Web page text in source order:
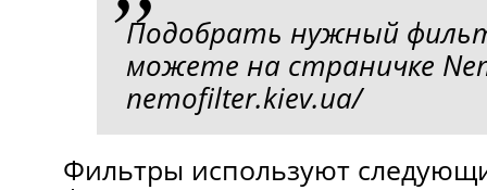
Подобрать нужный
можете на страничке
nemofilter.kiev.ua/
Фильтры используют